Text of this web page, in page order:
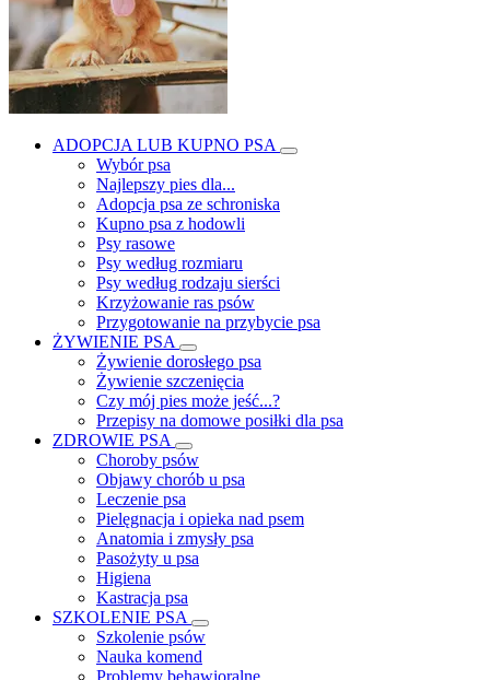
ADOPCJA LUB KUPNO PSA
Wybór psa
Najlepszy pies dla...
Adopcja psa ze schroniska
Kupno psa z hodowli
Psy rasowe
Psy według rozmiaru
Psy według rodzaju sierści
Krzyżowanie ras psów
Przygotowanie na przybycie psa
ŻYWIENIE PSA
Żywienie dorosłego psa
Żywienie szczenięcia
Czy mój pies może jeść...?
Przepisy na domowe posiłki dla psa
ZDROWIE PSA
Choroby psów
Objawy chorób u psa
Leczenie psa
Pielęgnacja i opieka nad psem
Anatomia i zmysły psa
Pasożyty u psa
Higiena
Kastracja psa
SZKOLENIE PSA
Szkolenie psów
Nauka komend
Problemy behawioralne